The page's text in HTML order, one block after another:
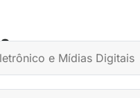
e Mídias Digitais